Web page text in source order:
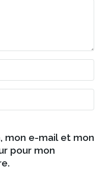
mon e-mail et mon
pour mon